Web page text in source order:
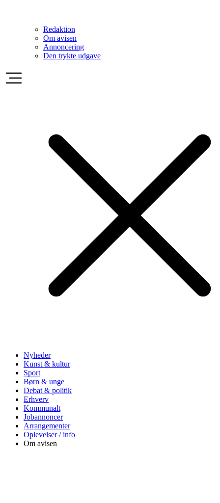
Redaktion
Om avisen
Annoncering
Den trykte udgave
Nyheder
Kunst & kultur
Sport
Børn & unge
Debat & politik
Erhverv
Kommunalt
Jobannoncer
Arrangementer
Oplevelser / info
Om avisen